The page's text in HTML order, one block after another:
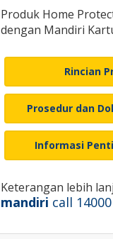
Produk Home
dengan Mandiri
Rincian
Prosedur dan
Informasi
Keterangan lebih
mandiri call 14000